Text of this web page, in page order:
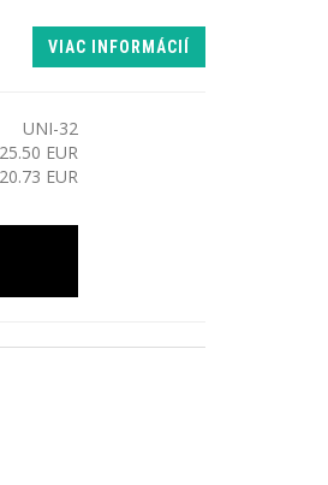
VIAC INFORMÁCIÍ
UNI-32
25.50 EUR
20.73 EUR